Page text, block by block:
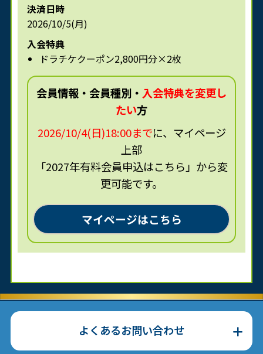
決済日時
2026/10/5(月)
入会特典
ドラチケクーポン2,800円分×2枚
会員情報・会員種別・ 入会特典を変更し
たい方
2026/10/4(日)18:00までに、マイページ
上部
「2027年有料会員申込はこちら」から変
更可能です。
マイページはこちら
よくあるお問い合わせ